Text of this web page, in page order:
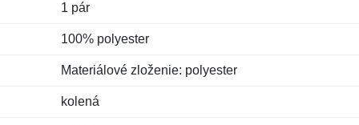
1 pár
100% polyester
Materiálové zloženie: polyester
kolená